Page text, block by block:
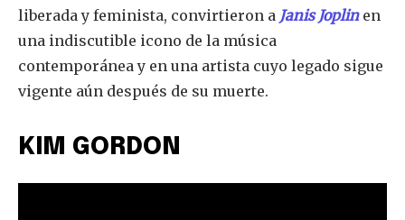
liberada y feminista, convirtieron a Janis Joplinen
una indiscutible icono de la música
contemporánea y en una artista cuyo legado sigue
vigente aún después de su muerte.
KIM GORDON